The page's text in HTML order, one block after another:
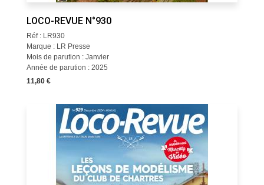
LOCO-REVUE N°930
Réf : LR930
Marque : LR Presse
Mois de parution : Janvier
Année de parution : 2025
11,80 €